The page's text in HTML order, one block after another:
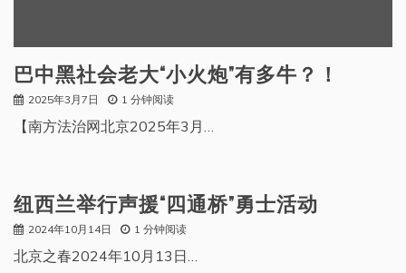
巴中黑社会老大“小火炮”有多牛？！
2025年3月7日 1 分钟阅读
【南方法治网北京2025年3月…
纽西兰举行声援“四通桥”勇士活动
2024年10月14日 1 分钟阅读
北京之春2024年10月13日…